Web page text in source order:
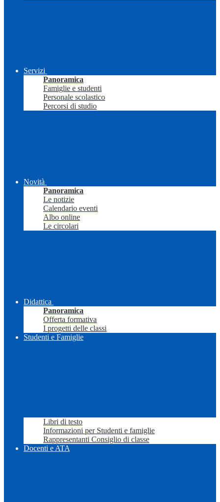
Servizi
Panoramica
Famiglie e studenti
Personale scolastico
Percorsi di studio
Novità
Panoramica
Le notizie
Calendario eventi
Albo online
Le circolari
Didattica
Panoramica
Offerta formativa
I progetti delle classi
Studenti e Famiglie
Libri di testo
Informazioni per Studenti e famiglie
Rappresentanti Consiglio di classe
Docenti e ATA